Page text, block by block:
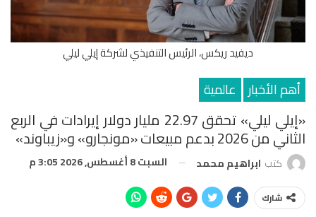
ديفيد ريكس، الرئيس التنفيذي لشركة إيلي ليلي
أهم الأخبار عالمية
«إيلي ليلي» تحقق 22.97 مليار دولار إيرادات في الربع
الثاني من 2026 بدعم مبيعات «مونجارو» و«زيباوند»
كتب ابراهيم محمد السبت 8 أغسطس, 2026 3:05 م
شارك